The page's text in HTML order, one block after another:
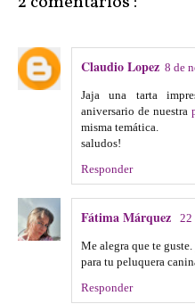
Claudio Lopez 8 de
Jaja una tarta
aniversario de nuestra
misma temática.
saludos!
Responder
Fátima Márquez 22
Me alegra que te
para tu peluquera
Responder